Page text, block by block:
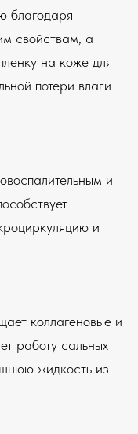
благодаря
свойствам, а
на коже для
потери влаги
и
и
коллагеновые и
работу сальных
жидкость из